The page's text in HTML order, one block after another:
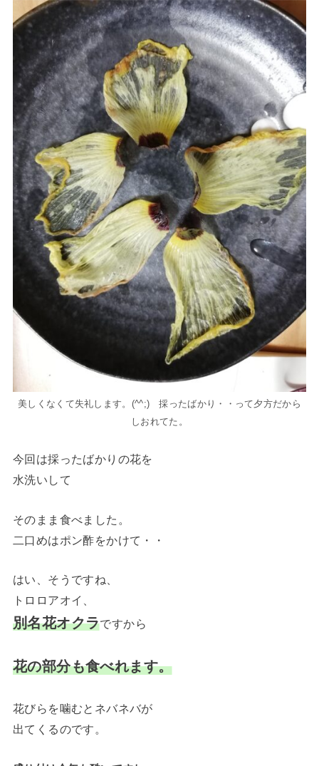
美しくなくて失礼します。(^^;) 採ったばかり・・って夕方だから
しおれてた。
今回は採ったばかりの花を
水洗いして
そのまま食べました。
二口めはポン酢をかけて・・
はい、そうですね、
トロロアオイ、
別名花オクラですから
花の部分も食べれます。
花びらを噛むとネバネバが
出てくるのです。